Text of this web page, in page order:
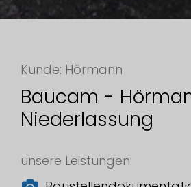
Kunde: Hörmann
Baucam -
Niederlassung
unsere Leistungen: